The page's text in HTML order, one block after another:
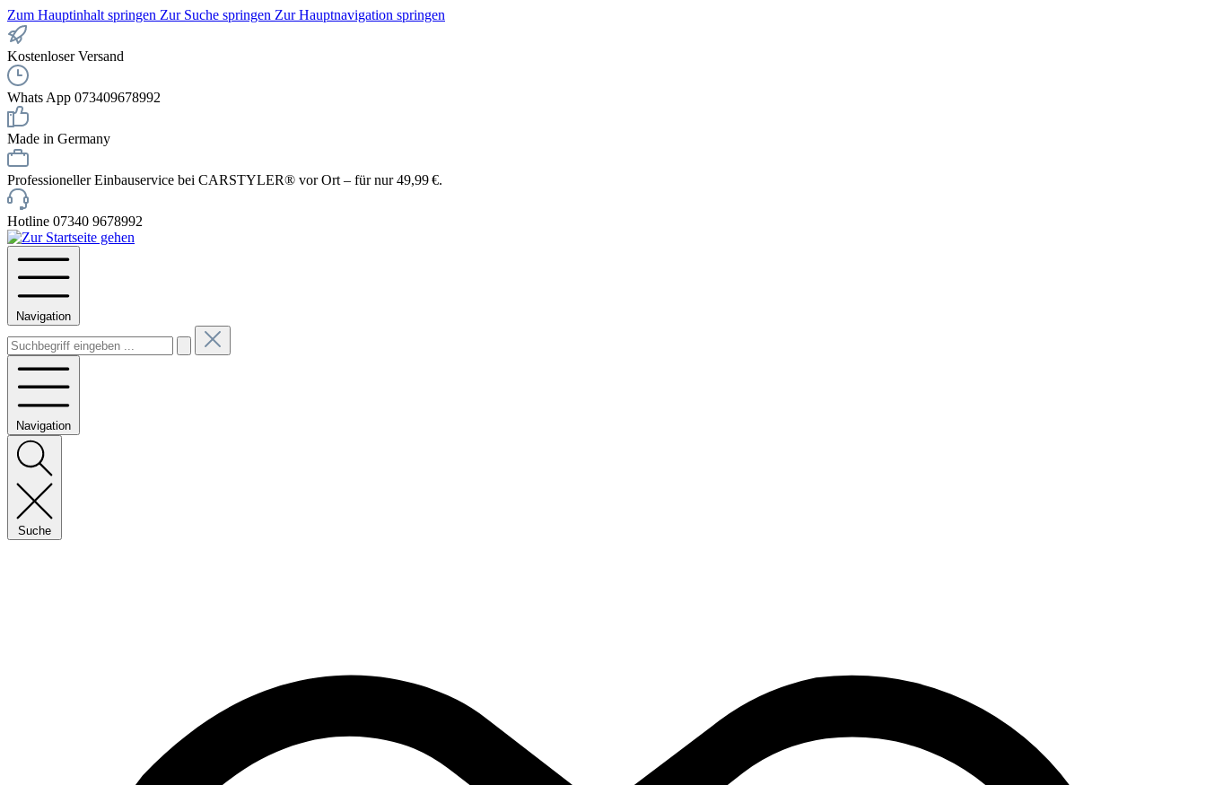
Zum Hauptinhalt springen Zur Suche springen Zur Hauptnavigation springen
Kostenloser Versand
Whats App 073409678992
Made in Germany
Professioneller Einbauservice bei CARSTYLER® vor Ort – für nur 49,99 €.
Hotline 07340 9678992
Navigation
Navigation
Suche